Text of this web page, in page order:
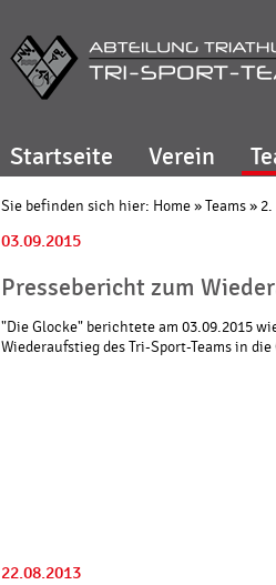
Startseite Verein
Sie befinden sich hier: Home»Teams»
03.09.2015
Pressebericht zum
"Die Glocke" berichtete am 03.09.2015
Wiederaufstieg des Tri-Sport-Teams in die
22.08.2013